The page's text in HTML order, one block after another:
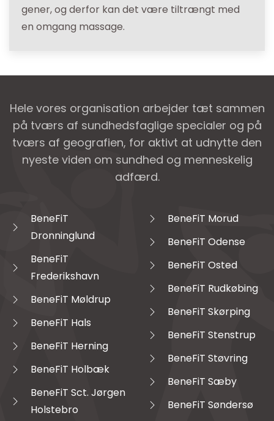
gener, og derfor kan det være tiltrængt med
en omgang massage.
Hele vores organisation arbejder tæt sammen
på tværs af sundhedsfaglige specialer og på
tværs af geografien, for aktivt at udnytte den
nyeste viden om sundhed og menneskelig
adfærd.
BeneFiT
Dronninglund
BeneFiT
Frederikshavn
BeneFiT Møldrup
BeneFiT Hals
BeneFiT Herning
BeneFiT Holbæk
BeneFiT Sct. Jørgen
Holstebro
BeneFiT Morud
BeneFiT Odense
BeneFiT Osted
BeneFiT Rudkøbing
BeneFiT Skørping
BeneFiT Stenstrup
BeneFiT Støvring
BeneFiT Sæby
BeneFiT Søndersø